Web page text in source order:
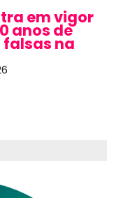
em vigor
anos de
na